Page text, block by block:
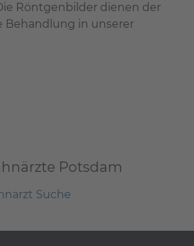
Röntgenbilder dienen der
in unserer
Potsdam
Suche